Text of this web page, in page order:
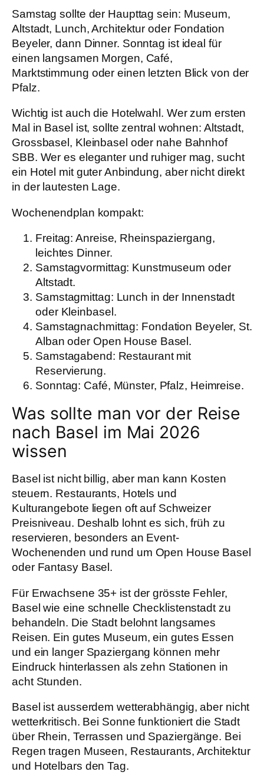
Samstag sollte der Haupttag sein: Museum,
Altstadt, Lunch, Architektur oder Fondation
Beyeler, dann Dinner. Sonntag ist ideal für
einen langsamen Morgen, Café,
Marktstimmung oder einen letzten Blick von der
Pfalz.
Wichtig ist auch die Hotelwahl. Wer zum ersten
Mal in Basel ist, sollte zentral wohnen: Altstadt,
Grossbasel, Kleinbasel oder nahe Bahnhof
SBB. Wer es eleganter und ruhiger mag, sucht
ein Hotel mit guter Anbindung, aber nicht direkt
in der lautesten Lage.
Wochenendplan kompakt:
Freitag: Anreise, Rheinspaziergang,
leichtes Dinner.
Samstagvormittag: Kunstmuseum oder
Altstadt.
Samstagmittag: Lunch in der Innenstadt
oder Kleinbasel.
Samstagnachmittag: Fondation Beyeler, St.
Alban oder Open House Basel.
Samstagabend: Restaurant mit
Reservierung.
Sonntag: Café, Münster, Pfalz, Heimreise.
Was sollte man vor der Reise
nach Basel im Mai 2026
wissen
Basel ist nicht billig, aber man kann Kosten
steuern. Restaurants, Hotels und
Kulturangebote liegen oft auf Schweizer
Preisniveau. Deshalb lohnt es sich, früh zu
reservieren, besonders an Event-
Wochenenden und rund um Open House Basel
oder Fantasy Basel.
Für Erwachsene 35+ ist der grösste Fehler,
Basel wie eine schnelle Checklistenstadt zu
behandeln. Die Stadt belohnt langsames
Reisen. Ein gutes Museum, ein gutes Essen
und ein langer Spaziergang können mehr
Eindruck hinterlassen als zehn Stationen in
acht Stunden.
Basel ist ausserdem wetterabhängig, aber nicht
wetterkritisch. Bei Sonne funktioniert die Stadt
über Rhein, Terrassen und Spaziergänge. Bei
Regen tragen Museen, Restaurants, Architektur
und Hotelbars den Tag.